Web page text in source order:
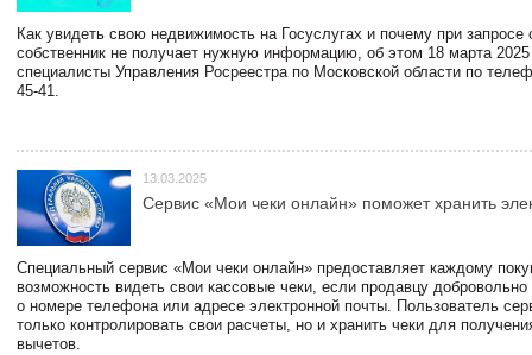
Как увидеть свою недвижимость на Госуслугах и почему при запросе
собственник не получает нужную информацию, об этом 18 марта 2025
специалисты Управления Росреестра по Московской области по
45-41.
13.03.2025
Сервис «Мои чеки онлайн» поможет хранить
Специальный сервис «Мои чеки онлайн» предоставляет каждому
возможность видеть свои кассовые чеки, если продавцу
о номере телефона или адресе электронной почты. Пользователь
только контролировать свои расчеты, но и хранить чеки для
вычетов.